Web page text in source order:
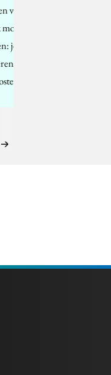
vanaf deze week is
met
je huisdier
tegen
Petplan…